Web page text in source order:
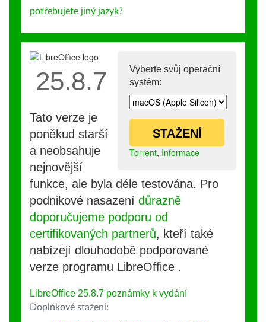
potřebujete jiný jazyk?
Vyberte svůj operační
systém:
STAŽENÍ
Torrent, Informace
25.8.7
Tato verze je
poněkud starší
a neobsahuje
nejnovější
funkce, ale byla déle testována. Pro
podnikové nasazení důrazně
doporučujeme podporu od
certifikovaných partnerů, kteří také
nabízejí dlouhodobě podporované
verze programu LibreOffice .
LibreOffice 25.8.7 poznámky k vydání
Doplňkové stažení: